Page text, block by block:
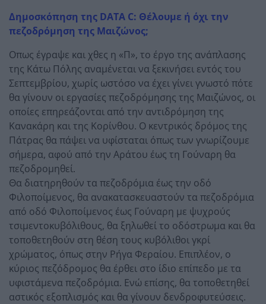
Δημοσκόπηση της DATA C: Θέλουμε ή όχι την
πεζοδρόμηση της Μαιζώνος;
Οπως έγραψε και χθες η «Π», το έργο της ανάπλασης
της Κάτω Πόλης αναμένεται να ξεκινήσει εντός του
Σεπτεμβρίου, χωρίς ωστόσο να έχει γίνει γνωστό πότε
θα γίνουν οι εργασίες πεζοδρόμησης της Μαιζώνος, οι
οποίες επηρεάζονται από την αντιδρόμηση της
Κανακάρη και της Κορίνθου. Ο κεντρικός δρόμος της
Πάτρας θα πάψει να υφίσταται όπως των γνωρίζουμε
σήμερα, αφού από την Αράτου έως τη Γούναρη θα
πεζοδρομηθεί.
Θα διατηρηθούν τα πεζοδρόμια έως την οδό
Φιλοποίμενος, θα ανακατασκευαστούν τα πεζοδρόμια
από οδό Φιλοποίμενος έως Γούναρη με ψυχρούς
τσιμεντοκυβόλιθους, θα ξηλωθεί το οδόστρωμα και θα
τοποθετηθούν στη θέση τους κυβόλιθοι γκρί
χρώματος, όπως στην Ρήγα Φεραίου. Επιπλέον, ο
κύριος πεζόδρομος θα έρθει στο ίδιο επίπεδο με τα
υφιστάμενα πεζοδρόμια. Ενώ επίσης, θα τοποθετηθεί
αστικός εξοπλισμός και θα γίνουν δενδροφυτεύσεις.